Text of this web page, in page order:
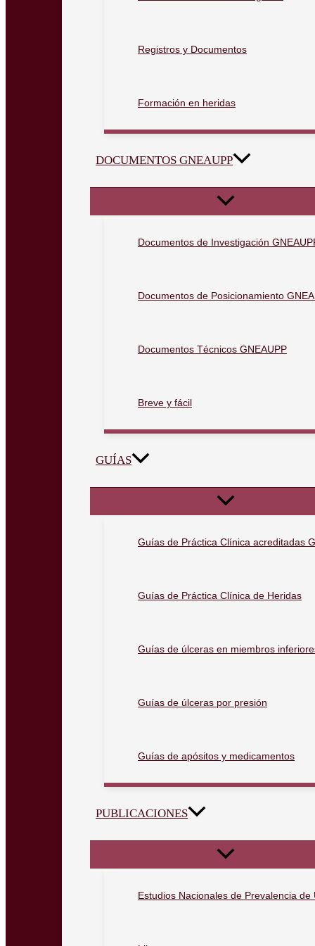
Registros y Documentos
Formación en heridas
DOCUMENTOS GNEAUPP
Documentos de Investigación
Documentos de Posicionamiento
Documentos Técnicos GNEAUPP
Breve y fácil
GUÍAS
Guías de Práctica Clínica acreditadas
Guías de Práctica Clínica de Heridas
Guías de úlceras en miembros
Guías de úlceras por presión
Guías de apósitos y medicamentos
PUBLICACIONES
Estudios Nacionales de Prevalencia de